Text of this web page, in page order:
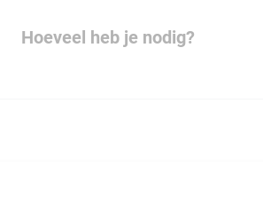
Hoeveel heb je nodig?